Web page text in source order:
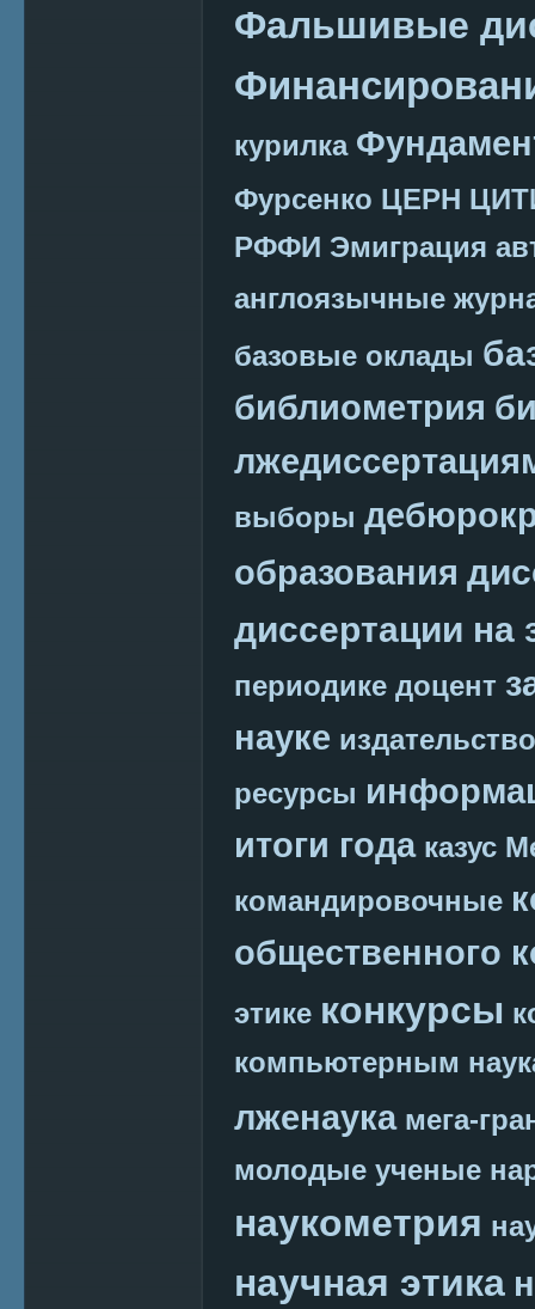
Фальшивые
курилка
Фурсенко ЦЕРН
РФФИ Эмиграция
англоязычные
базовые оклады
библиометрия
выборы
образования
диссертации на
периодике доцент
науке издательство
ресурсы
итоги года казус
командировочные
общественного
этике конкурсы
компьютерным
лженаука мега-
молодые ученые
наукометрия
научная этика